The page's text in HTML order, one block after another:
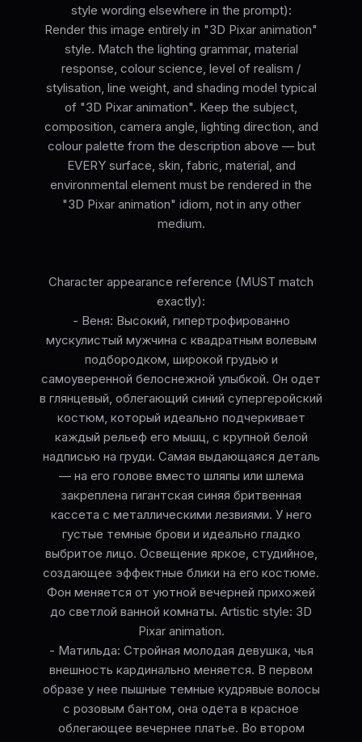
style wording elsewhere in the prompt):
Render this image entirely in "3D Pixar animation"
style. Match the lighting grammar, material
response, colour science, level of realism /
stylisation, line weight, and shading model typical
of "3D Pixar animation". Keep the subject,
composition, camera angle, lighting direction, and
colour palette from the description above — but
EVERY surface, skin, fabric, material, and
environmental element must be rendered in the
"3D Pixar animation" idiom, not in any other
medium.
Character appearance reference (MUST match
exactly):
- Веня: Высокий, гипертрофированно
мускулистый мужчина с квадратным волевым
подбородком, широкой грудью и
самоуверенной белоснежной улыбкой. Он одет
в глянцевый, облегающий синий супергеройский
костюм, который идеально подчеркивает
каждый рельеф его мышц, с крупной белой
надписью на груди. Самая выдающаяся деталь
— на его голове вместо шляпы или шлема
закреплена гигантская синяя бритвенная
кассета с металлическими лезвиями. У него
густые темные брови и идеально гладко
выбритое лицо. Освещение яркое, студийное,
создающее эффектные блики на его костюме.
Фон меняется от уютной вечерней прихожей
до светлой ванной комнаты. Artistic style: 3D
Pixar animation.
- Матильда: Стройная молодая девушка, чья
внешность кардинально меняется. В первом
образе у нее пышные темные кудрявые волосы
с розовым бантом, она одета в красное
облегающее вечернее платье. Во втором